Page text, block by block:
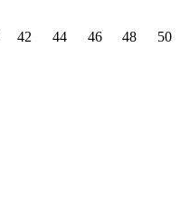
42 44 46 48 50